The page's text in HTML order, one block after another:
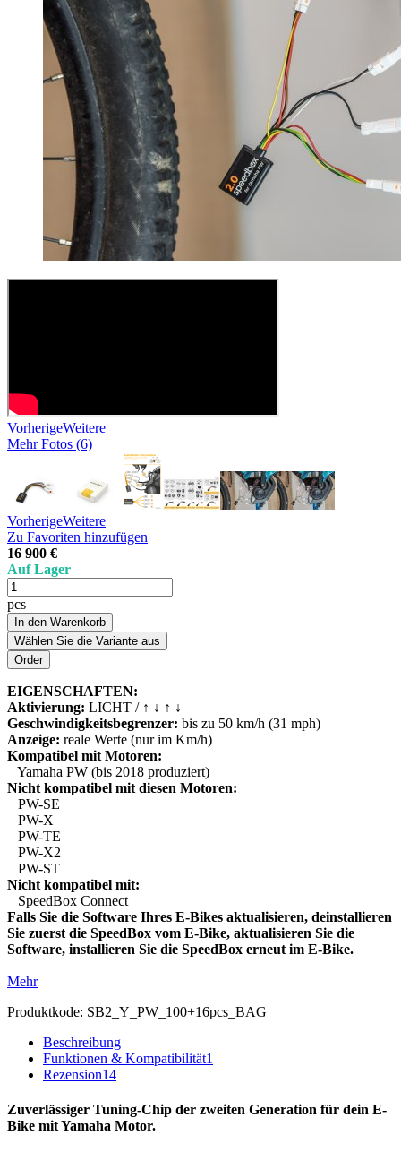
VorherigeWeitere
Mehr Fotos (6)
VorherigeWeitere
Zu Favoriten hinzufügen
16 900 €
Auf Lager
pcs
In den Warenkorb
Wählen Sie die Variante aus
EIGENSCHAFTEN:
Aktivierung: LICHT / ↑ ↓ ↑ ↓
Geschwindigkeitsbegrenzer: bis zu 50 km/h (31 mph)
Anzeige: reale Werte (nur im Km/h)
Kompatibel mit Motoren:
Yamaha PW (bis 2018 produziert)
Nicht kompatibel mit diesen Motoren:
PW-SE
PW-X
PW-TE
PW-X2
PW-ST
Nicht kompatibel mit:
SpeedBox Connect
Falls Sie die Software Ihres E-Bikes aktualisieren, deinstallieren
Sie zuerst die SpeedBox vom E-Bike, aktualisieren Sie die
Software, installieren Sie die SpeedBox erneut im E-Bike.
Mehr
Produktkode: SB2_Y_PW_100+16pcs_BAG
Beschreibung
Funktionen & Kompatibilität1
Rezension14
Zuverlässiger Tuning-Chip der zweiten Generation für dein E-
Bike mit Yamaha Motor.